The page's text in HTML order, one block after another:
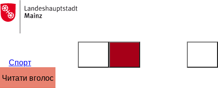
Перейти до змісту
На
головну
сторінку
Спорт
читати вголос